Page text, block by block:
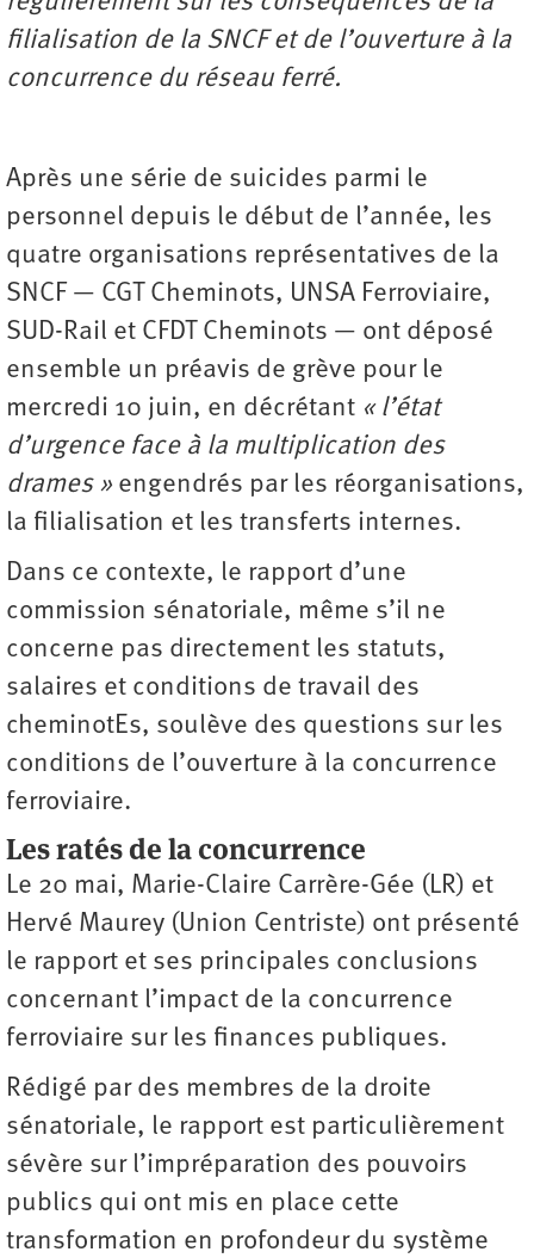
filialisation de la SNCF et de l’ouverture à la
concurrence du réseau ferré.
Après une série de suicides parmi le
personnel depuis le début de l’année, les
quatre organisations représentatives de la
SNCF — CGT Cheminots, UNSA Ferroviaire,
SUD-Rail et CFDT Cheminots — ont déposé
ensemble un préavis de grève pour le
mercredi 10 juin, en décrétant « l’état
d’urgence face à la multiplication des
drames » engendrés par les réorganisations,
la ­filialisation et les transferts internes.
Dans ce contexte, le rapport d’une
commission sénatoriale, même s’il ne
concerne pas directement les statuts,
salaires et conditions de travail des
cheminotEs, soulève des questions sur les
conditions de l’ouverture à la concurrence
ferroviaire.
Les ratés de la concurrence
Le 20 mai, Marie-Claire Carrère-Gée (LR) et
Hervé Maurey (Union Centriste) ont présenté
le rapport et ses principales conclusions
concernant l’impact de la concurrence
ferroviaire sur les finances publiques.
Rédigé par des membres de la droite
sénatoriale, le rapport est particulièrement
sévère sur l’impréparation des pouvoirs
publics qui ont mis en place cette
transformation en profondeur du système